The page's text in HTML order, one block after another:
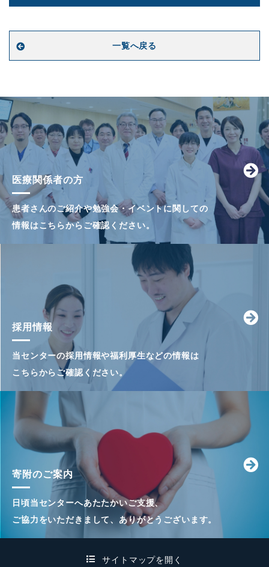
一覧へ戻る
医療関係者の方
患者さんのご紹介や勉強会・イベントに関しての
情報はこちらからご確認ください。
採用情報
当センターの採用情報や福利厚生などの情報は
こちらからご確認ください。
寄附のご案内
日頃当センターへあたたかいご支援、
ご協力をいただきまして、ありがとうございます。
サイトマップを開く